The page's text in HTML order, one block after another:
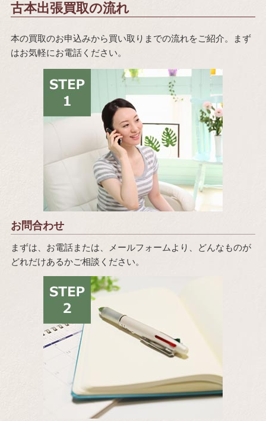
古本出張買取の流れ
本の買取のお申込みから買い取りまでの流れをご紹介。まず
はお気軽にお電話ください。
お問合わせ
まずは、お電話または、メールフォームより、どんなものが
どれだけあるかご相談ください。